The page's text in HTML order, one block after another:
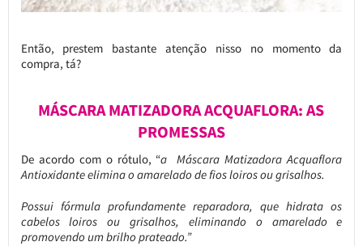
Então, prestem bastante atenção nisso no momento da
compra, tá?
MÁSCARA MATIZADORA ACQUAFLORA: AS
PROMESSAS
De acordo com o rótulo, “a Máscara Matizadora Acquaflora
Antioxidante elimina o amarelado de fios loiros ou grisalhos.
Possui fórmula profundamente reparadora, que hidrata os
cabelos loiros ou grisalhos, eliminando o amarelado e
promovendo um brilho prateado.”